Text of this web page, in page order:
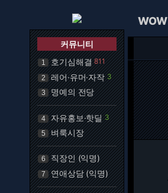
커뮤니티
1 호기심해결 811
2 레어·유머·자작 3
3 명예의 전당
4 자유홍보·핫딜 3
5 벼룩시장
6 직장인 (익명)
7 연애상담 (익명)
WOW